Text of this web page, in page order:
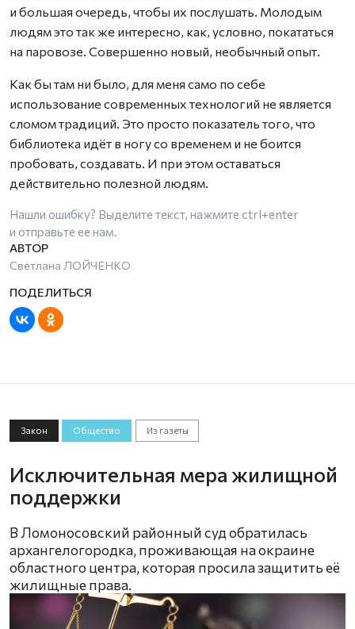
и большая очередь, чтобы их послушать. Молодым
людям это так же интересно, как, условно, покататься
на паровозе. Совершенно новый, необычный опыт.
Как бы там ни было, для меня само по себе
использование современных технологий не является
сломом традиций. Это просто показатель того, что
библиотека идёт в ногу со временем и не боится
пробовать, создавать. И при этом оставаться
действительно полезной людям.
Нашли ошибку? Выделите текст, нажмите ctrl+enter
и отправьте ее нам.
Светлана ЛОЙЧЕНКО
Закон Общество Из газеты
Исключительная мера жилищной
поддержки
В Ломоносовский районный суд обратилась
архангелогородка, проживающая на окраине
областного центра, которая просила защитить её
жилищные права.